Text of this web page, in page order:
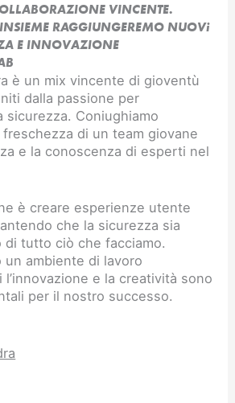
VINCENTE.
RAGGIUNGEREMO NUOVi
E INNOVAZIONE​
è un mix vincente di gioventù
dalla passione per
sicurezza. Coniughiamo
freschezza di un team giovane
e la conoscenza di esperti nel
è creare esperienze utente
che la sicurezza sia
di tutto ciò che facciamo.
un ambiente di lavoro
e la creatività sono
per il nostro successo.